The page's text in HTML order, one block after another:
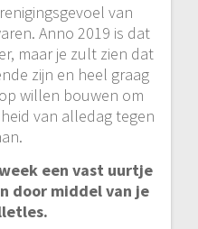
van
Anno 2019 is dat
maar je zult zien dat
zijn en heel graag
willen bouwen om
van alledag tegen
een vast uurtje
door middel van je